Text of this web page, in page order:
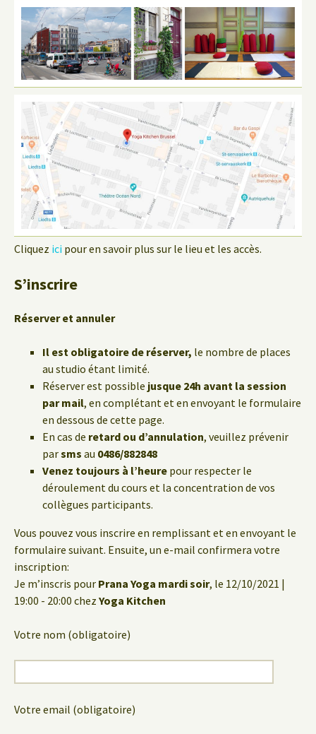
Cliquez ici pour en savoir plus sur le lieu et les accès.
S’inscrire
Réserver et annuler
Il est obligatoire de réserver, le nombre de places
au studio étant limité.
Réserver est possible jusque 24h avant la session
par mail, en complétant et en envoyant le formulaire
en dessous de cette page.
En cas de retard ou d’annulation, veuillez prévenir
parsms au 0486/882848
Venez toujours à l’heure pour respecter le
déroulement du cours et la concentration de vos
collègues participants.
Vous pouvez vous inscrire en remplissant et en envoyant le
formulaire suivant. Ensuite, un e-mail confirmera votre
inscription:
Je m’inscris pour Prana Yoga mardi soir, le 12/10/2021 |
19:00 - 20:00 chez Yoga Kitchen
Votre nom (obligatoire)
Votre email (obligatoire)